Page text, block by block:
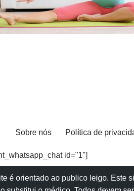
Sobre nós Política de
id="1"]
é orientado ao publico leigo. Este